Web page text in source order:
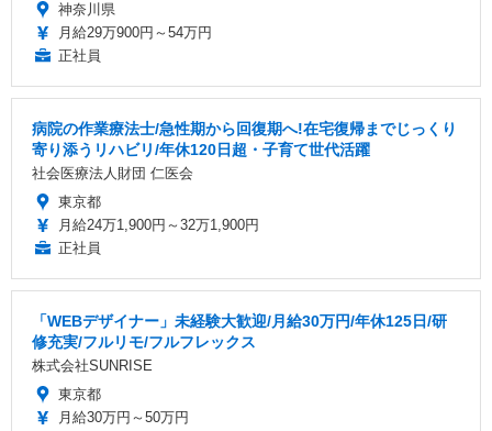
神奈川県
月給29万900円～54万円
正社員
病院の作業療法士/急性期から回復期へ!在宅復帰までじっくり
寄り添うリハビリ/年休120日超・子育て世代活躍
社会医療法人財団 仁医会
東京都
月給24万1,900円～32万1,900円
正社員
「WEBデザイナー」未経験大歓迎/月給30万円/年休125日/研
修充実/フルリモ/フルフレックス
株式会社SUNRISE
東京都
月給30万円～50万円